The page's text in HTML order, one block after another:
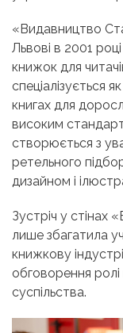
«Видавництво
Львові в 2001
книжок для
спеціалізується
книгах для
високим
створюється з
ретельного
дизайном і
Зустріч у стінах
лише збагатила
книжкову
обговорення
суспільства.